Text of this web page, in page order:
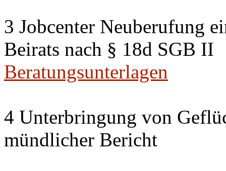
3 Jobcenter Neuberufung
Beirats nach § 18d SGB II
Beratungsunterlagen
4 Unterbringung von
mündlicher Bericht